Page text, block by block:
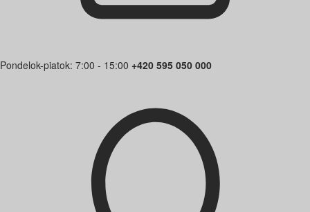
Pondelok-piatok: 7:00 - 15:00 +420 595 050 000